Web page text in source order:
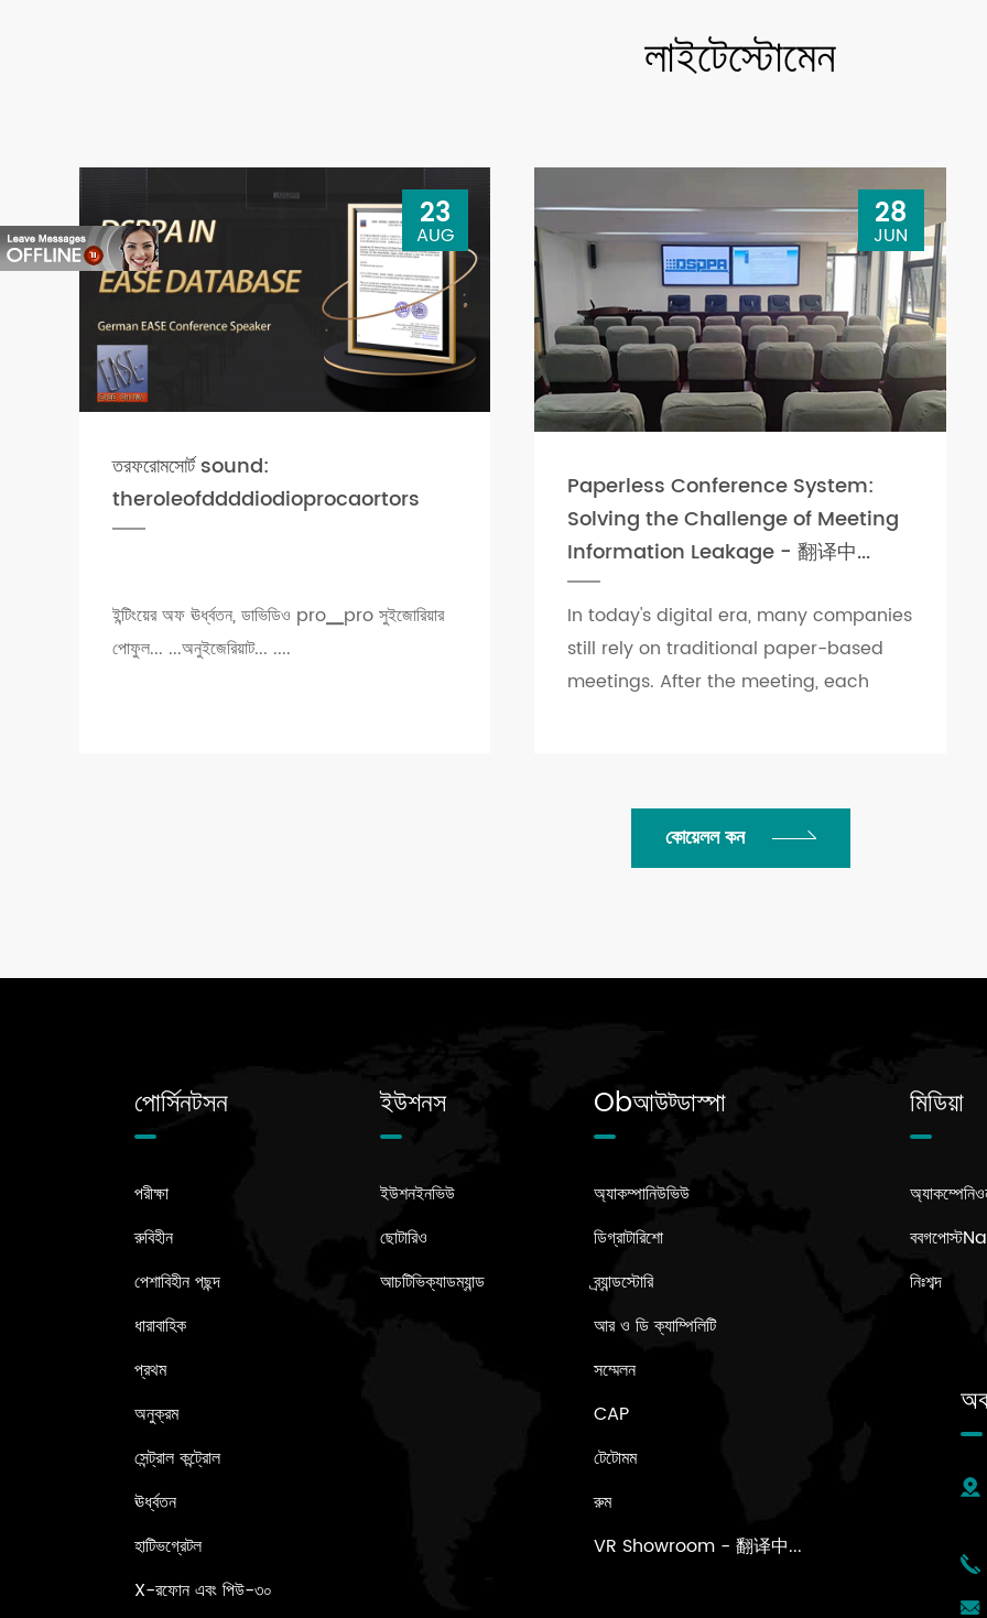
লাইটেস্টোমেন
তরফরোমসোর্ট sound:
theroleofddddiodioprocaortors
ইন্টিংয়ের অফ ঊর্ধ্বতন, ডাভিডিও pro▁pro সুইজোরিয়ার
পোফুল... ...অনুইজেরিয়াট... ....
23
AUG
Paperless Conference System:
Solving the Challenge of Meeting
Information Leakage - 翻译中...
In today's digital era, many companies
still rely on traditional paper-based
meetings. After the meeting, each
28
JUN
কোয়েলল কন
পোর্সিনটসন
পরীক্ষা
রুবিহীন
পেশাবিহীন পছন্দ
ধারাবাহিক
প্রথম
অনুক্রম
সেন্ট্রাল কন্ট্রোল
ঊর্ধ্বতন
হাটিভগ্রেটল
X-রফোন এবং পিউ-৩০
ইউশনস
ইউশনইনভিউ
ছোটারিও
আচটিভিক্যাডম্যান্ড
Obআউট্ডাস্পা
অ্যাকম্পানিউভিউ
ডিগ্রাটারিশো
ব্র্যান্ডস্টোরি
আর ও ডি ক্যাম্পিলিটি
সম্মেলন
CAP
টেটোমম
রুম
VR Showroom - 翻译中...
মিডিয়া
নিঃশব্দ